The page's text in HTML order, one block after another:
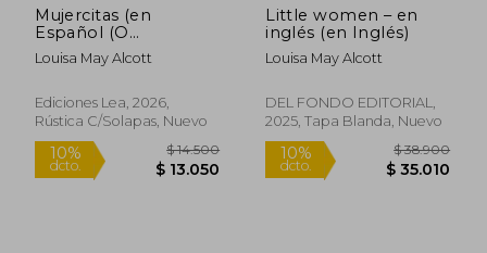
Rápido
Mujercitas (en
Español (O
Castellano))
Louisa May Alcott
Ediciones Lea, 2026,
Rústica C/solapas, Nuevo
Little women – en
inglés (en Inglés)
Louisa May Alcott
DEL FONDO EDITORIAL,
2025, Tapa Blanda, Nuevo